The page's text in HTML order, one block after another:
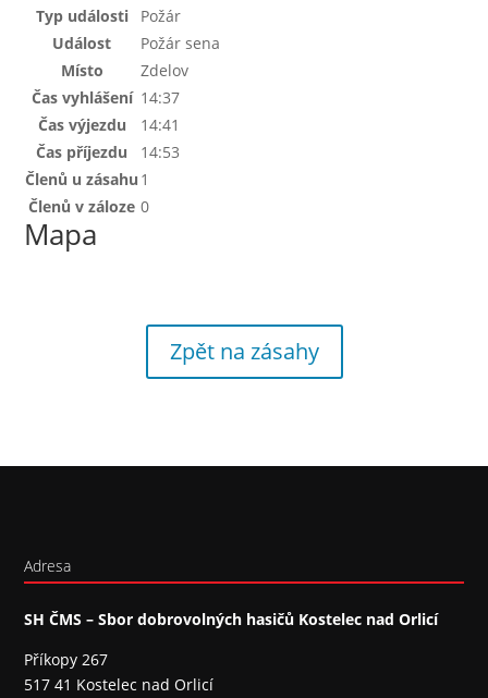
Typ události
Požár
Událost
Požár sena
Místo
Zdelov
Čas vyhlášení 14:37
Čas výjezdu
14:41
Čas příjezdu
14:53
Členů u zásahu 1
Členů v záloze 0
Mapa
Zpět na zásahy
Adresa
SH ČMS – Sbor dobrovolných hasičů Kostelec nad Orlicí
Příkopy 267
517 41 Kostelec nad Orlicí